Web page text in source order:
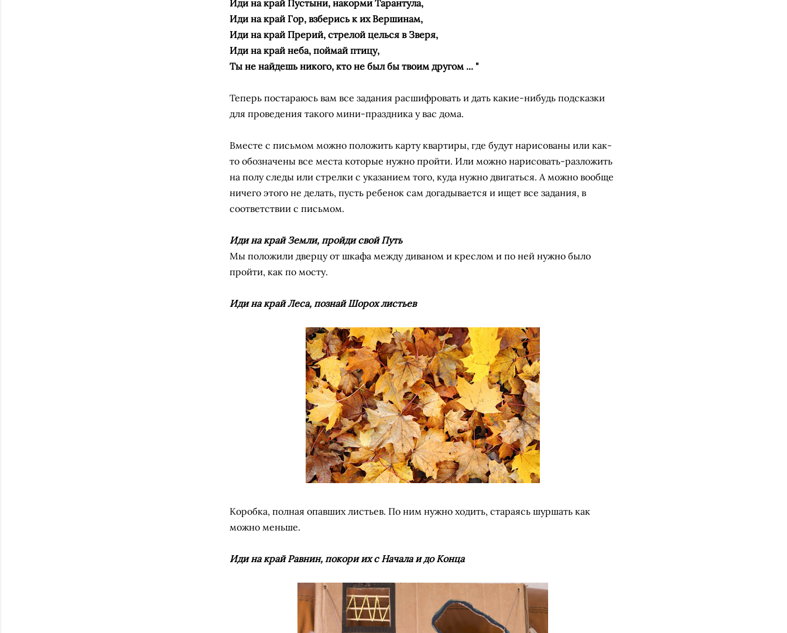
Иди на край Пустыни, накорми Тарантула,
Иди на край Гор, взберись к их Вершинам,
Иди на край Прерий, стрелой целься в Зверя,
Иди на край неба, поймай птицу,
Ты не найдешь никого, кто не был бы твоим другом ... "
Теперь постараюсь вам все задания расшифровать и дать какие-нибудь подсказки
для проведения такого мини-праздника у вас дома.
Вместе с письмом можно положить карту квартиры, где будут нарисованы или как-
то обозначены все места которые нужно пройти. Или можно нарисовать-разложить
на полу следы или стрелки с указанием того, куда нужно двигаться. А можно вообще
ничего этого не делать, пусть ребенок сам догадывается и ищет все задания, в
соответствии с письмом.
Иди на край Земли, пройди свой ​​Путь
Мы положили дверцу от шкафа между диваном и креслом и по ней нужно было
пройти, как по мосту.
Иди на край Леса, познай Шорох листьев
Коробка, полная опавших листьев. По ним нужно ходить, стараясь шуршать как
можно меньше.
Иди на край Равнин, покори их с Начала и до Конца